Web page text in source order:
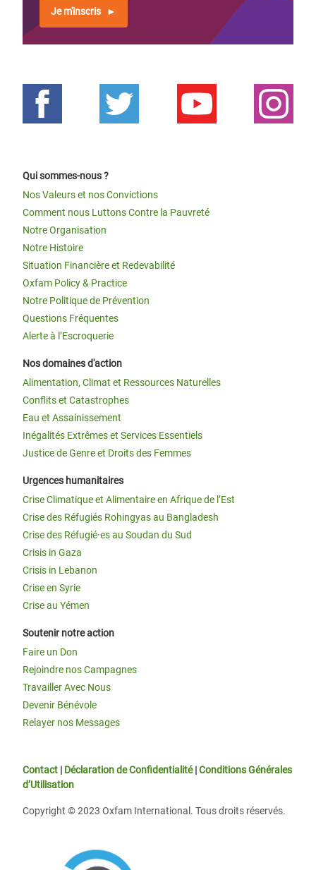
Je m'inscris
Qui sommes-nous ?
Nos Valeurs et nos Convictions
Comment nous Luttons Contre la Pauvreté
Notre Organisation
Notre Histoire
Situation Financière et Redevabilité
Oxfam Policy & Practice
Notre Politique de Prévention
Questions Fréquentes
Alerte à l’Escroquerie
Nos domaines d'action
Alimentation, Climat et Ressources Naturelles
Conflits et Catastrophes
Eau et Assainissement
Inégalités Extrêmes et Services Essentiels
Justice de Genre et Droits des Femmes
Urgences humanitaires
Crise Climatique et Alimentaire en Afrique de l’Est
Crise des Réfugiés Rohingyas au Bangladesh
Crise des Réfugié·es au Soudan du Sud
Crisis in Gaza
Crisis in Lebanon
Crise en Syrie
Crise au Yémen
Soutenir notre action
Faire un Don
Rejoindre nos Campagnes
Travailler Avec Nous
Devenir Bénévole
Relayer nos Messages
Contact | Déclaration de Confidentialité|Conditions Générales
d’Utilisation
Copyright © 2023 Oxfam International. Tous droits réservés.